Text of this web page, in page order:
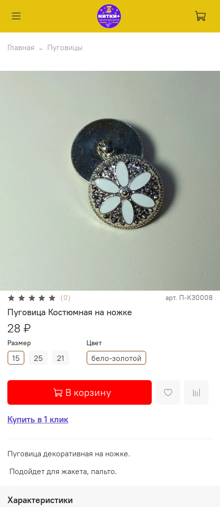
Главная Пуговицы
(0) арт. П-К30008
Пуговица Костюмная на ножке
28 ₽
Размер
15 25 21
Цвет
бело-золотой
В корзину
Купить в 1 клик
Пуговица декоративная на ножке.
Подойдет для жакета, пальто.
Характеристики